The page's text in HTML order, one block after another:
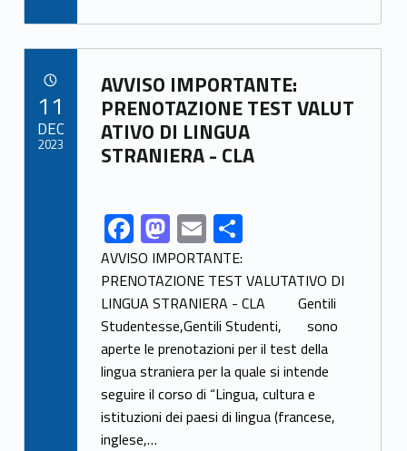
k
e
b
o
o
k
to
d
o
n
ai
l
ar
e
Link identifier archive #link-archive-20387
AVVISO IMPORTANTE:
PRENOTAZIONE TEST VALUT
ATIVO DI LINGUA
STRANIERA - CLA
Link identifier share facebook archive #share-link-archive-51379F
ac
e
b
o
o
k
M
as
to
d
o
n
E
m
ai
l
S
ar
e
AVVISO IMPORTANTE:
PRENOTAZIONE TEST VALUTATIVO DI
LINGUA STRANIERA - CLA Gentili
Studentesse,Gentili Studenti, sono
aperte le prenotazioni per il test della
lingua straniera per la quale si intende
seguire il corso di “Lingua, cultura e
istituzioni dei paesi di lingua (francese,
inglese,…
11
DEC
2023